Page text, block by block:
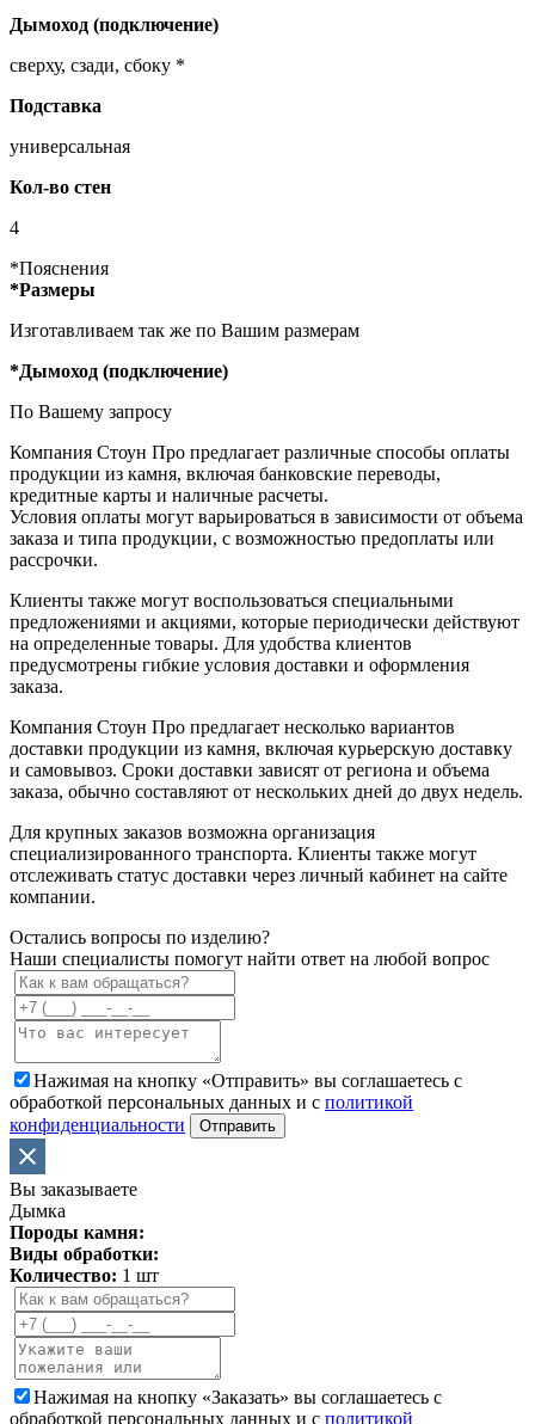
Дымоход (подключение)
сверху, сзади, сбоку *
Подставка
универсальная
Кол-во стен
4
*Пояснения
*Размеры
Изготавливаем так же по Вашим размерам
*Дымоход (подключение)
По Вашему запросу
Компания Стоун Про предлагает различные способы оплаты
продукции из камня, включая банковские переводы,
кредитные карты и наличные расчеты.
Условия оплаты могут варьироваться в зависимости от объема
заказа и типа продукции, с возможностью предоплаты или
рассрочки.
Клиенты также могут воспользоваться специальными
предложениями и акциями, которые периодически действуют
на определенные товары. Для удобства клиентов
предусмотрены гибкие условия доставки и оформления
заказа.
Компания Стоун Про предлагает несколько вариантов
доставки продукции из камня, включая курьерскую доставку
и самовывоз. Сроки доставки зависят от региона и объема
заказа, обычно составляют от нескольких дней до двух недель.
Для крупных заказов возможна организация
специализированного транспорта. Клиенты также могут
отслеживать статус доставки через личный кабинет на сайте
компании.
Остались вопросы по изделию?
Наши специалисты помогут найти ответ на любой вопрос
Нажимая на кнопку «Отправить» вы соглашаетесь с
обработкой персональных данных и с политикой
конфиденциальности
Отправить
Вы заказываете
Дымка
Породы камня:
Виды обработки:
Количество: 1 шт
Нажимая на кнопку «Заказать» вы соглашаетесь с
обработкой персональных данных и с политикой